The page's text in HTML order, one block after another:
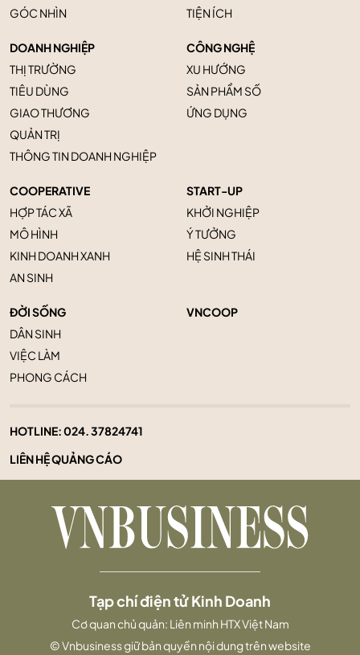
GÓC NHÌN
TIỆN ÍCH
DOANH NGHIỆP
THỊ TRƯỜNG
TIÊU DÙNG
GIAO THƯƠNG
QUẢN TRỊ
THÔNG TIN DOANH NGHIỆP
CÔNG NGHỆ
XU HƯỚNG
SẢN PHẨM SỐ
ỨNG DỤNG
COOPERATIVE
HỢP TÁC XÃ
MÔ HÌNH
KINH DOANH XANH
AN SINH
START-UP
KHỞI NGHIỆP
Ý TƯỞNG
HỆ SINH THÁI
ĐỜI SỐNG
DÂN SINH
VIỆC LÀM
PHONG CÁCH
VNCOOP
HOTLINE:024. 37824741
LIÊN HỆ QUẢNG CÁO
Tạp chí điện tử Kinh Doanh
Cơ quan chủ quản: Liên minh HTX Việt Nam
© Vnbusiness giữ bản quyền nội dung trên website